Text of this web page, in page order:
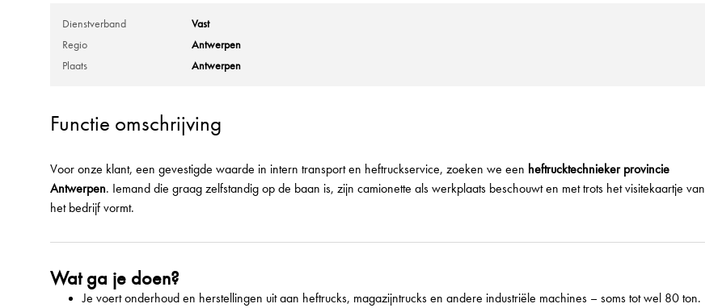
Dienstverband
Vast
Regio
Antwerpen
Plaats
Antwerpen
Functie omschrijving
Voor onze klant, een gevestigde waarde in intern transport en heftruckservice, zoeken we een heftrucktechniekerprovincie
Antwerpen. Iemand die graag zelfstandig op de baan is, zijn camionette als werkplaats beschouwt en met trots het visitekaartje van
het bedrijf vormt.
Wat ga je doen?
Je voert onderhoud en herstellingen uit aan heftrucks, magazijntrucks en andere industriële machines – soms tot wel 80 ton.